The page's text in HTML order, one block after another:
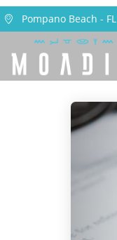
Pompano Beach - FL